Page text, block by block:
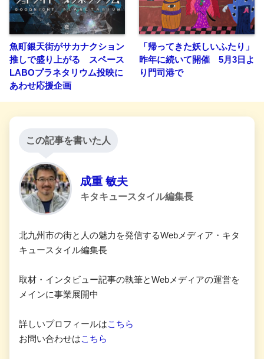
魚町銀天街がサカナクション
推しで盛り上がる スペース
LABOプラネタリウム投映に
あわせ応援企画
「帰ってきた妖しいふたり」
昨年に続いて開催 5月3日よ
り門司港で
この記事を書いた人
成重 敏夫
キタキュースタイル編集長
北九州市の街と人の魅力を発信するWebメディア・キタ
キュースタイル編集長
取材・インタビュー記事の執筆とWebメディアの運営を
メインに事業展開中
詳しいプロフィールはこちら
お問い合わせはこちら